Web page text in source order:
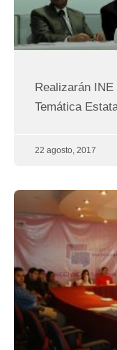
Realizarán
Temática
22 agosto, 2017